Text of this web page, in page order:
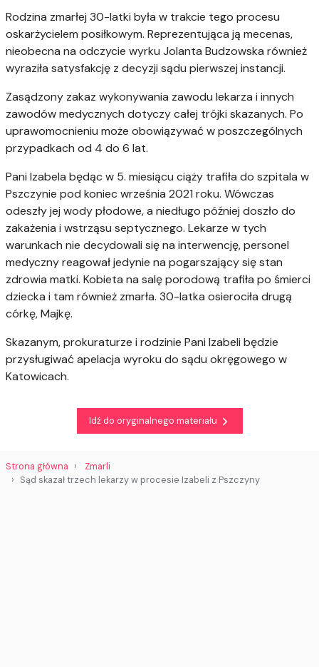
Rodzina zmarłej 30-latki była w trakcie tego procesu
oskarżycielem posiłkowym. Reprezentująca ją mecenas,
nieobecna na odczycie wyrku Jolanta Budzowska również
wyraziła satysfakcję z decyzji sądu pierwszej instancji.
Zasądzony zakaz wykonywania zawodu lekarza i innych
zawodów medycznych dotyczy całej trójki skazanych. Po
uprawomocnieniu może obowiązywać w poszczególnych
przypadkach od 4 do 6 lat.
Pani Izabela będąc w 5. miesiącu ciąży trafiła do szpitala w
Pszczynie pod koniec września 2021 roku. Wówczas
odeszły jej wody płodowe, a niedługo później doszło do
zakażenia i wstrząsu septycznego. Lekarze w tych
warunkach nie decydowali się na interwencję, personel
medyczny reagował jedynie na pogarszający się stan
zdrowia matki. Kobieta na salę porodową trafiła po śmierci
dziecka i tam również zmarła. 30-latka osierociła drugą
córkę, Majkę.
Skazanym, prokuraturze i rodzinie Pani Izabeli będzie
przysługiwać apelacja wyroku do sądu okręgowego w
Katowicach.
Idź do oryginalnego materiału
Strona główna
Zmarli
Sąd skazał trzech lekarzy w procesie Izabeli z Pszczyny